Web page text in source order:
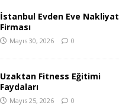
İstanbul Evden Eve Nakliyat
Firması
Mayıs 30, 2026 0
Uzaktan Fitness Eğitimi
Faydaları
Mayıs 25, 2026 0